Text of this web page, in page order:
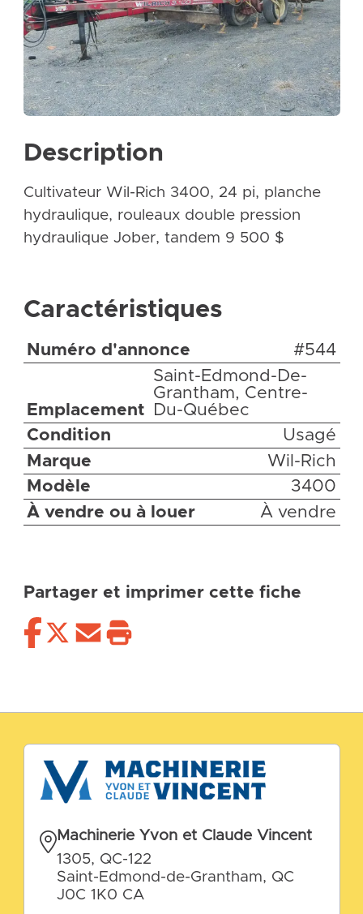
Description
Cultivateur Wil-Rich 3400, 24 pi, planche
hydraulique, rouleaux double pression
hydraulique Jober, tandem 9 500 $
Caractéristiques
Numéro d'annonce #544
Emplacement
Saint-Edmond-De-
Grantham, Centre-
Du-Québec
Condition
Usagé
Marque
Wil-Rich
Modèle
3400
À vendre ou à louer
À vendre
Partager et imprimer cette fiche
Machinerie Yvon et Claude Vincent
1305, QC-122
Saint-Edmond-de-Grantham, QC
J0C 1K0 CA